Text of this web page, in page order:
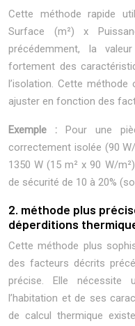
Cette méthode rapide
Surface (m²) x
précédemment, la
fortement des
l’isolation. Cette
ajuster en fonction des
Exemple : Pour une
correctement isolée (90
1350 W (15 m² x 90 W/
de sécurité de 10 à 20%
2. méthode plus
déperditions
Cette méthode plus
des facteurs décrits
précise. Elle nécessite
l’habitation et de ses
de calcul thermique